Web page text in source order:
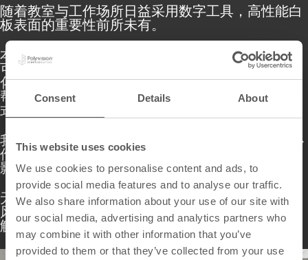
Consent Details About
This website uses cookies
We use cookies to personalise content and ads, to
provide social media features and to analyse our traffic.
We also share information about your use of our site with
our social media, advertising and analytics partners who
may combine it with other information that you’ve
provided to them or that they’ve collected from your use
随着教室与工作场所日益采用数字工具，高性能白
板表面的重要性前所未有。
本可下载文档概述了如何充分利用投影白板，聚焦
可视性、参与度与协作的最佳实践。从观看距离优
化到投影内容与手写笔记的无缝整合，本指南旨在
帮助教育工作者与专业人士将传统表面升级为互动
式多功能平台。
我们的CeramicSteel表面在这一演进中发挥着核心
作用。其耐用、卫生的表面支持模拟书写与数字投
影，是现代学习与协作环境的理想之选。
无论是在报告厅授课、主持研讨会，还是引领头脑
风暴，这些最佳实践都将确保您的信息被看到、理
解和记住。